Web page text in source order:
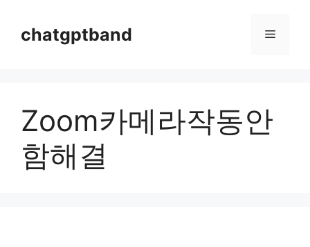
chatgptband 메
Zoom카메라작동안
함해결